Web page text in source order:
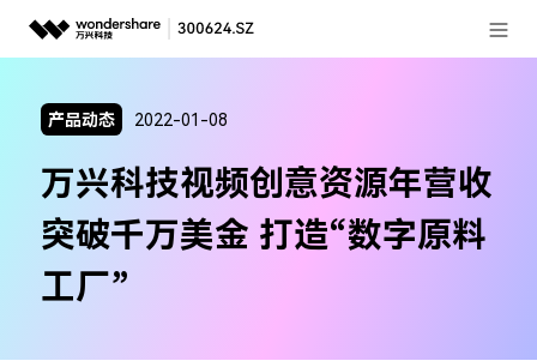
AIGC数字创意
实用工具
关于万兴
产品动态 2022-01-08
万兴科技视频创意资源年营收
突破千万美金 打造“数字原料
工厂”